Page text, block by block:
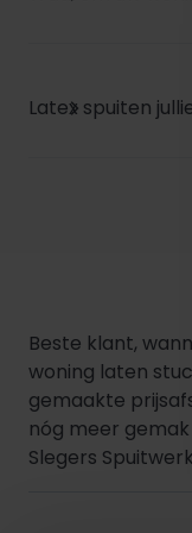
Latex spuiten
arrow_forward_ios
Beste klant,
woning laten
gemaakte
nóg meer
Slegers